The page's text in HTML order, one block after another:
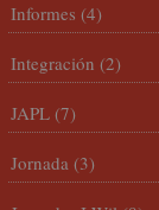
Informes (4)
Integración (2)
JAPL (7)
Jornada (3)